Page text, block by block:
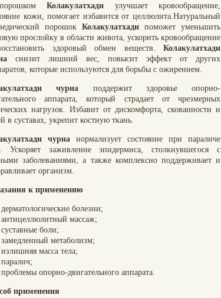
Колакулатхади улучшает кровообращение,
кожи, помогает избавится от целлюлита.Натуральный
порошок Колакулатхади поможет уменьшить
прослойку в области живота, ускорить кровообращение
здоровый обмен веществ. Колакулатхади
снизит лишний вес, повысит эффект от других
которые используются для борьбы с ожирением.
чурна поддержит здоровье опорно-
аппарата, который страдает от чрезмерных
нагрузок. Избавит от дискомфорта, скованности и
в суставах, укрепит костную ткань.
чурна нормализует состояние при параличе
Ускоряет заживление эпидермиса, столкнувшегося с
заболеваниями, а также комплексно поддерживает и
организм.
к применению
дерматологические болезни;
антицеллюлитный массаж;
суставные боли;
замедленный метаболизм;
излишняя масса тела;
паралич;
проблемы опорно-двигательного аппарата.
применения